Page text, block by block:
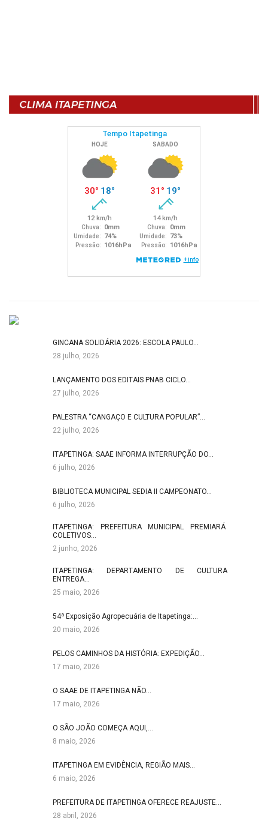
GINCANA SOLIDÁRIA 2026: ESCOLA PAULO…
28 julho, 2026
LANÇAMENTO DOS EDITAIS PNAB CICLO…
27 julho, 2026
PALESTRA “CANGAÇO E CULTURA POPULAR”…
22 julho, 2026
ITAPETINGA: SAAE INFORMA INTERRUPÇÃO DO…
6 julho, 2026
BIBLIOTECA MUNICIPAL SEDIA II CAMPEONATO…
6 julho, 2026
ITAPETINGA: PREFEITURA MUNICIPAL PREMIARÁ
COLETIVOS…
2 junho, 2026
ITAPETINGA: DEPARTAMENTO DE CULTURA
ENTREGA…
25 maio, 2026
54ª Exposição Agropecuária de Itapetinga:…
20 maio, 2026
PELOS CAMINHOS DA HISTÓRIA: EXPEDIÇÃO…
17 maio, 2026
O SAAE DE ITAPETINGA NÃO…
17 maio, 2026
O SÃO JOÃO COMEÇA AQUI,…
8 maio, 2026
ITAPETINGA EM EVIDÊNCIA, REGIÃO MAIS…
6 maio, 2026
PREFEITURA DE ITAPETINGA OFERECE REAJUSTE…
28 abril, 2026